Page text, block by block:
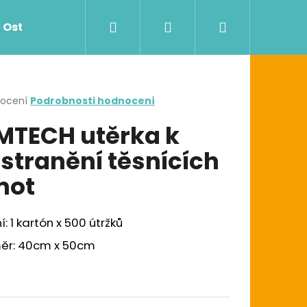
Ostatní Zdravotnictví Dávkovače
Přihlášení
Podrobnosti hodnocení
utěrka k
těsnících
1 kartón x 500 útržků
40cm x 50cm
UTĚRKA W1/W2/W3